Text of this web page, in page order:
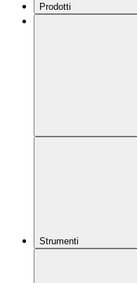
Prodotti
Strumenti